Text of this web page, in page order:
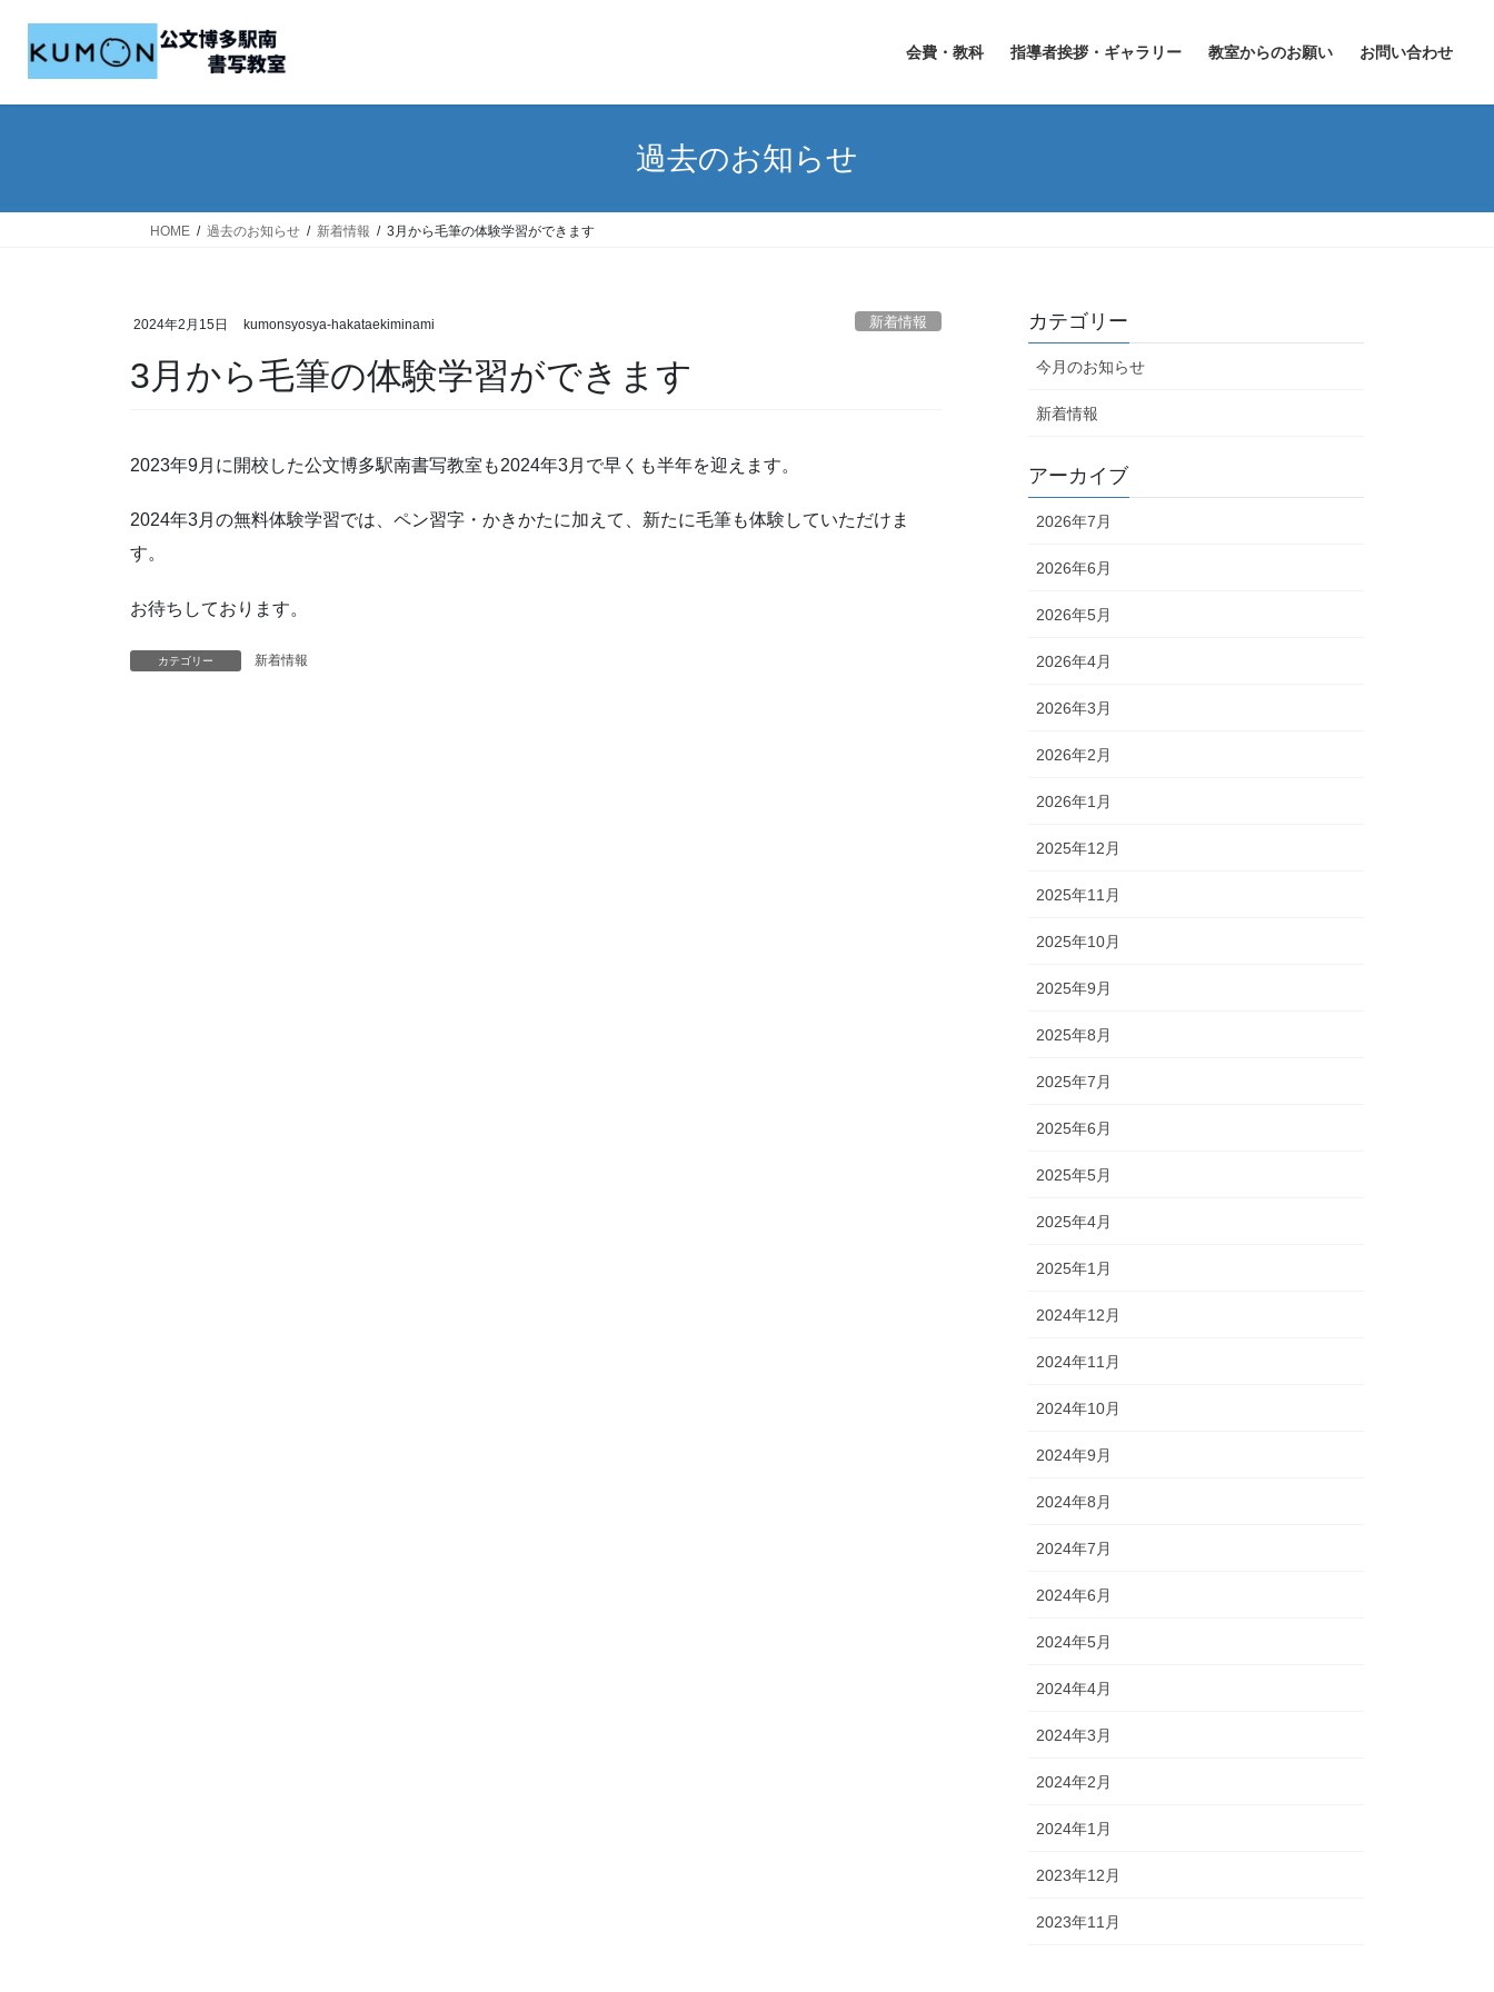
会費・教科 指導者挨拶・ギャラリー 教室からのお願い お問い合わせ
過去のお知らせ
HOME 過去のお知らせ 新着情報 3月から毛筆の体験学習ができます
2024年2月15日 kumonsyosya-hakataekiminami 新着情報
3月から毛筆の体験学習ができます
2023年9月に開校した公文博多駅南書写教室も2024年3月で早くも半年を迎えます。
2024年3月の無料体験学習では、ペン習字・かきかたに加えて、新たに毛筆も体験していただけま
す。
お待ちしております。
カテゴリー 新着情報
カテゴリー
今月のお知らせ
新着情報
アーカイブ
2026年7月
2026年6月
2026年5月
2026年4月
2026年3月
2026年2月
2026年1月
2025年12月
2025年11月
2025年10月
2025年9月
2025年8月
2025年7月
2025年6月
2025年5月
2025年4月
2025年1月
2024年12月
2024年11月
2024年10月
2024年9月
2024年8月
2024年7月
2024年6月
2024年5月
2024年4月
2024年3月
2024年2月
2024年1月
2023年12月
2023年11月